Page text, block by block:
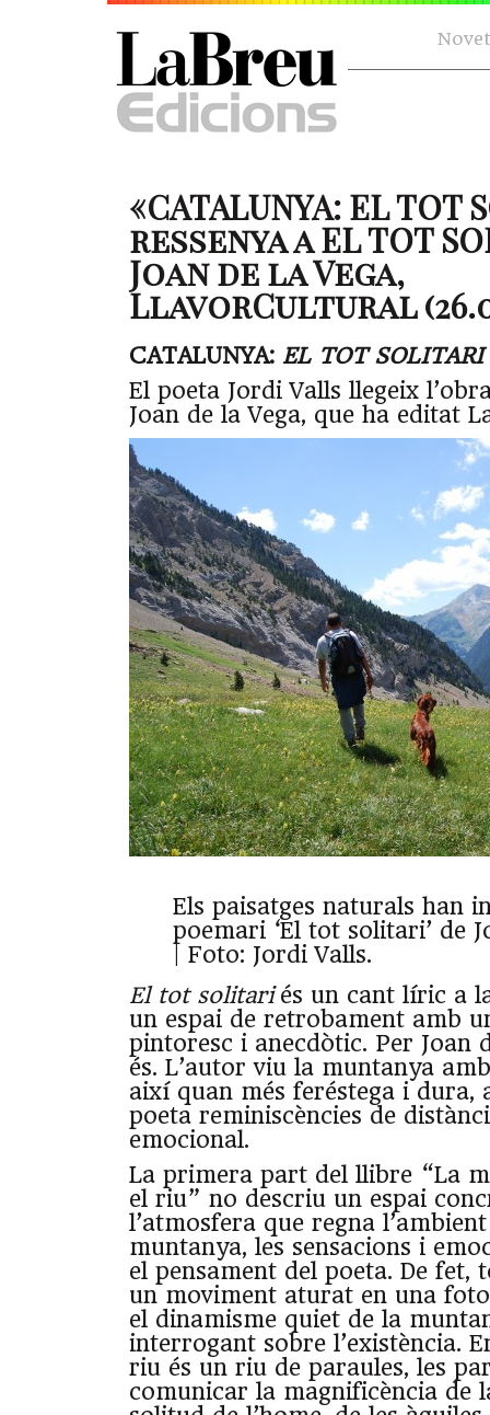
«CATALUNYA: EL TOT
ressenya a EL TOT
Joan de la Vega,
LlavorCultural
CATALUNYA: EL TOT SOLITARI
El poeta Jordi Valls llegeix
Joan de la Vega, que ha editat
Els paisatges naturals han
poemari ‘El tot solitari’ de
| Foto: Jordi Valls.
El tot solitariés un cant líric a
un espai de retrobament amb
pintoresc i anecdòtic. Per Joan
és. L’autor viu la muntanya
així quan més feréstega i dura,
poeta reminiscències de
emocional.
La primera part del llibre “La
el riu” no descriu un espai
l’atmosfera que regna
muntanya, les sensacions i
el pensament del poeta. De fet,
un moviment aturat en una
el dinamisme quiet de la
interrogant sobre l’existència.
riu és un riu de paraules, les
comunicar la magnificència de